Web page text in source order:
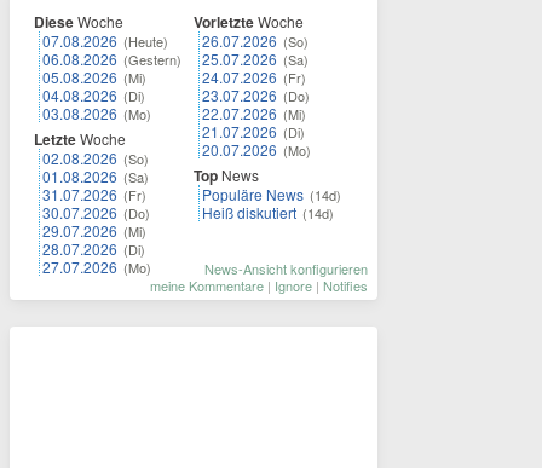
DieseWoche
07.08.2026 (Heute)
06.08.2026 (Gestern)
05.08.2026 (Mi)
04.08.2026 (Di)
03.08.2026 (Mo)
LetzteWoche
02.08.2026 (So)
01.08.2026 (Sa)
31.07.2026 (Fr)
30.07.2026 (Do)
29.07.2026 (Mi)
28.07.2026 (Di)
27.07.2026 (Mo)
VorletzteWoche
26.07.2026 (So)
25.07.2026 (Sa)
24.07.2026 (Fr)
23.07.2026 (Do)
22.07.2026 (Mi)
21.07.2026 (Di)
20.07.2026 (Mo)
Top News
Populäre News (14d)
Heiß diskutiert (14d)
News-Ansicht konfigurieren
meine Kommentare | Ignore | Notifies